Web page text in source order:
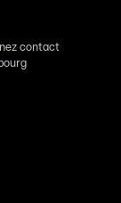
contact